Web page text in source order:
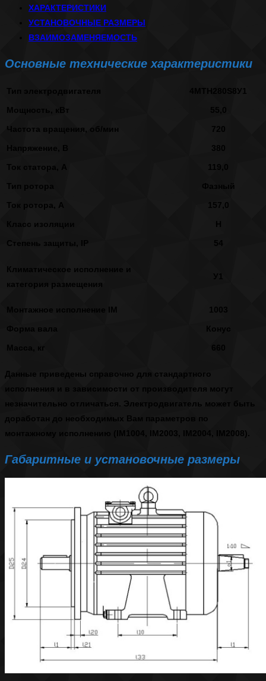
ХАРАКТЕРИСТИКИ
УСТАНОВОЧНЫЕ РАЗМЕРЫ
ВЗАИМОЗАМЕНЯЕМОСТЬ
Основные технические характеристики
Тип электродвигателя
4МТН280S8У1
Мощность, кВт
Частота вращения, об/мин
Напряжение, В
380
Тип ротора
Фазный
Ток ротора, А
Класс изоляции
Степень защиты, IP
Климатическое исполнение и
категория размещения
Монтажное исполнение IM
1003
Данные приведены справочно для стандартного
исполнения и в зависимости от производителя могут
незначительно отличаться. Электродвигатель может быть
доработан до необходимых Вам параметров по
монтажному исполнению (
IM1004, IM2003, IM2004, IM2008).
Габаритные и установочные размеры